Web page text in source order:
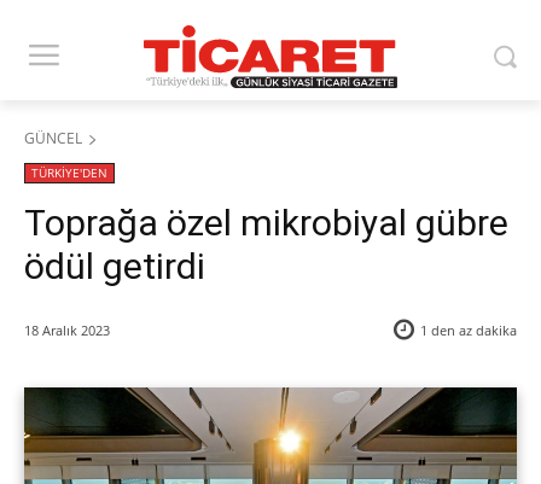
GÜNCEL
TÜRKİYE'DEN
Toprağa özel mikrobiyal gübre
ödül getirdi
18 Aralık 2023 1 den az dakika